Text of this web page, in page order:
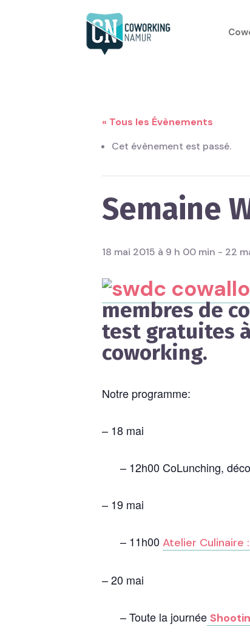
« Tous les Évènements
Cet évènement est passé.
Semaine
18 mai 2015 à 9 h 00 min - 22
membres de
test gratuites
coworking.
Notre programme:
– 18 mai
– 12h00 CoLunching,
– 19 mai
– 11h00 Atelier Culinaire :
– 20 mai
– Toute la journée